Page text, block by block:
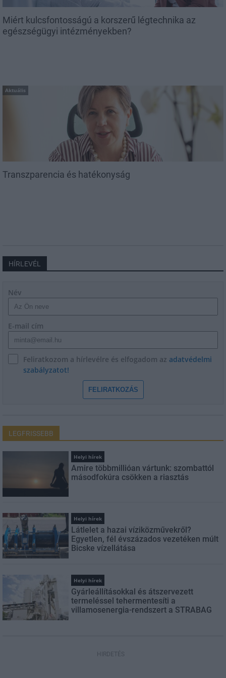
Miért kulcsfontosságú a korszerű légtechnika az
egészségügyi intézményekben?
Aktuális
Transzparencia és hatékonyság
HÍRLEVÉL
Név
E-mail cím
Feliratkozom a hírlevélre és elfogadom az adatvédelmi
szabályzatot!
FELIRATKOZÁS
LEGFRISSEBB
Helyi hírek
Amire többmillióan vártunk: szombattól
másodfokúra csökken a riasztás
Helyi hírek
Látlelet a hazai víziközművekről?
Egyetlen, fél évszázados vezetéken múlt
Bicske vízellátása
Helyi hírek
Gyárleállításokkal és átszervezett
termeléssel tehermentesíti a
villamosenergia-rendszert a STRABAG
HIRDETÉS